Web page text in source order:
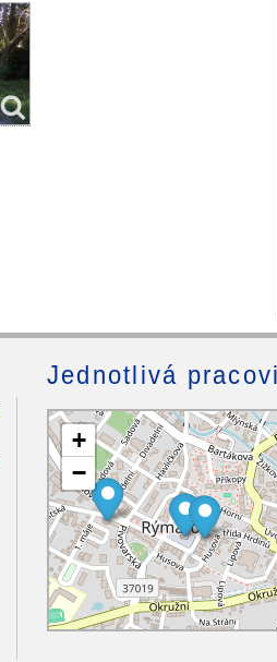
Jednotlivá
+
−